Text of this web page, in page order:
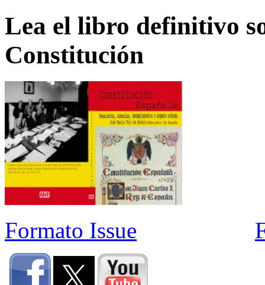
Lea el libro definitivo
Constitución
Formato Issue